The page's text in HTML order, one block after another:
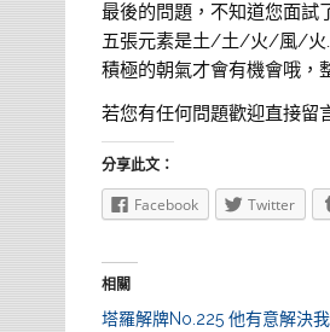
最後的問題，不知道您面試
五張元素是土/土/火/風/火…
積極的朝氣才會有機會哦，
若您有任何問題歡迎直接留
分享此文：
Facebook Twitter
相關
塔羅解牌No.225 他有意解決